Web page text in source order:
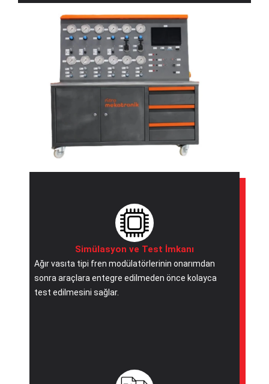
Simülasyon ve Test İmkanı
Ağır vasıta tipi fren modülatörlerinin onarımdan
sonra araçlara entegre edilmeden önce kolayca
test edilmesini sağlar.